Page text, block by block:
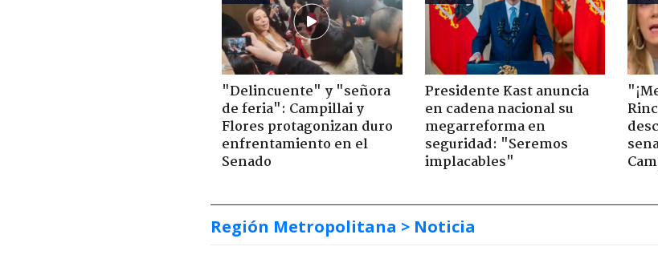
"Delincuente" y "señora
de feria": Campillai y
Flores protagonizan duro
enfrentamiento en el
Senado
Presidente Kast anuncia
en cadena nacional su
megarreforma en
seguridad: "Seremos
implacables"
Región Metropolitana > Noticia